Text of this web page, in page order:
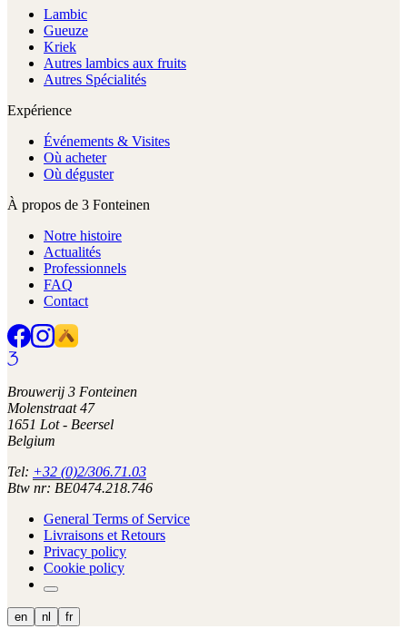
Lambic
Gueuze
Kriek
Autres lambics aux fruits
Autres Spécialités
Expérience
Événements & Visites
Où acheter
Où déguster
À propos de 3 Fonteinen
Notre histoire
Actualités
Professionnels
FAQ
Contact
Brouwerij 3 Fonteinen
Molenstraat 47
1651 Lot - Beersel
Belgium
Tel: +32 (0)2/306.71.03
Btw nr: BE0474.218.746
General Terms of Service
Livraisons et Retours
Privacy policy
Cookie policy
en nl fr